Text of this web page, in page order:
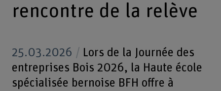
rencontre de la relève
25.03.2026
Lors de la Journée des
entreprises Bois 2026, la Haute école
spécialisée bernoise BFH offre à